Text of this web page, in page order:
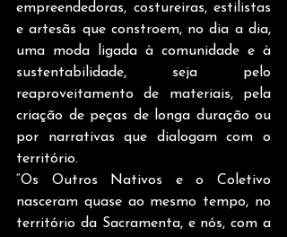
empreendedoras, costureiras, estilistas
e artesãs que constroem, no dia a dia,
uma moda ligada à comunidade e à
sustentabilidade, seja pelo
reaproveitamento de materiais, pela
criação de peças de longa duração ou
por narrativas que dialogam com o
território.
“Os Outros Nativos e o Coletivo
nasceram quase ao mesmo tempo, no
território da Sacramenta, e nós, com a